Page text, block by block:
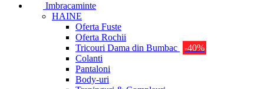
Imbracaminte
HAINE
Oferta Fuste
Oferta Rochii
Tricouri Dama din Bumbac
-40%
Colanti
Pantaloni
Body-uri